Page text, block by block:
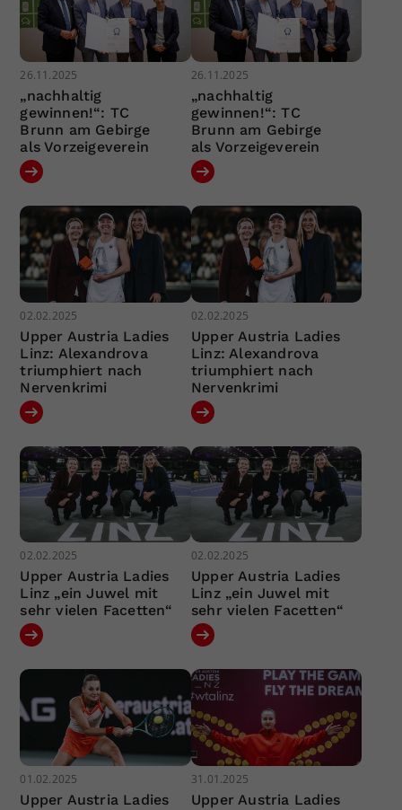
26.11.2025
„nachhaltig
gewinnen!“: TC
Brunn am Gebirge
als Vorzeigeverein
26.11.2025
„nachhaltig
gewinnen!“: TC
Brunn am Gebirge
als Vorzeigeverein
02.02.2025
Upper Austria Ladies
Linz: Alexandrova
triumphiert nach
Nervenkrimi
02.02.2025
Upper Austria Ladies
Linz: Alexandrova
triumphiert nach
Nervenkrimi
02.02.2025
Upper Austria Ladies
Linz „ein Juwel mit
sehr vielen Facetten“
02.02.2025
Upper Austria Ladies
Linz „ein Juwel mit
sehr vielen Facetten“
01.02.2025
Upper Austria Ladies
31.01.2025
Upper Austria Ladies